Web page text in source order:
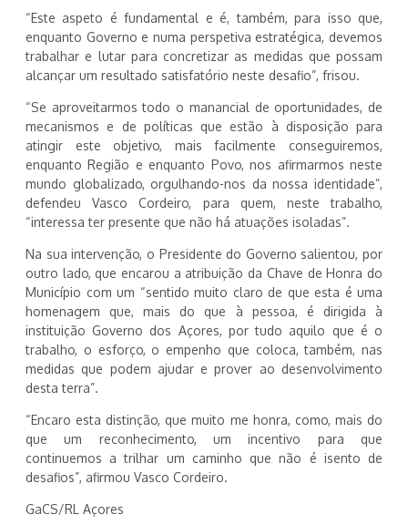
“Este aspeto é fundamental e é, também, para isso que,
enquanto Governo e numa perspetiva estratégica, devemos
trabalhar e lutar para concretizar as medidas que possam
alcançar um resultado satisfatório neste desafio”, frisou.
“Se aproveitarmos todo o manancial de oportunidades, de
mecanismos e de políticas que estão à disposição para
atingir este objetivo, mais facilmente conseguiremos,
enquanto Região e enquanto Povo, nos afirmarmos neste
mundo globalizado, orgulhando-nos da nossa identidade”,
defendeu Vasco Cordeiro, para quem, neste trabalho,
“interessa ter presente que não há atuações isoladas”.
Na sua intervenção, o Presidente do Governo salientou, por
outro lado, que encarou a atribuição da Chave de Honra do
Município com um “sentido muito claro de que esta é uma
homenagem que, mais do que à pessoa, é dirigida à
instituição Governo dos Açores, por tudo aquilo que é o
trabalho, o esforço, o empenho que coloca, também, nas
medidas que podem ajudar e prover ao desenvolvimento
desta terra”.
“Encaro esta distinção, que muito me honra, como, mais do
que um reconhecimento, um incentivo para que
continuemos a trilhar um caminho que não é isento de
desafios”, afirmou Vasco Cordeiro.
GaCS/RL Açores